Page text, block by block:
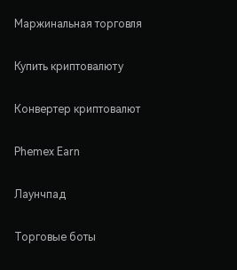
Маржинальная торговля
Купить криптовалюту
Конвертер криптовалют
Phemex Earn
Лаунчпад
Торговые боты